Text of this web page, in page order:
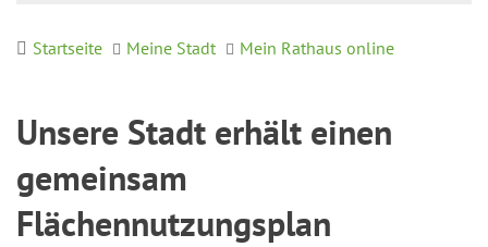
Startseite Meine Stadt Mein Rathaus online
Unsere Stadt erhält einen
gemeinsam
Flächennutzungsplan